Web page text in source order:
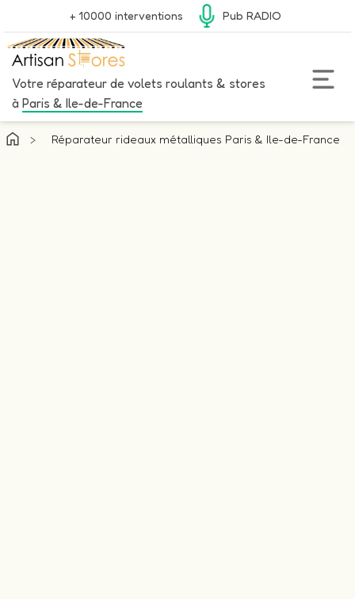
+ 10000 interventions Pub RADIO
Votre réparateur de volets roulants & stores
à Paris & Ile-de-France
> Réparateur rideaux métalliques Paris & Ile-de-France